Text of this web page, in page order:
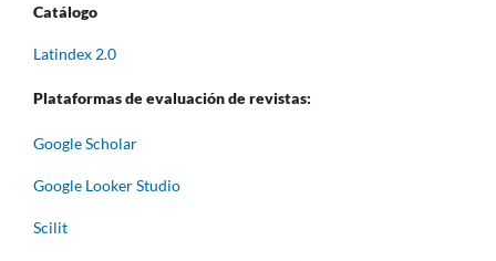
Catálogo
Latindex 2.0
Plataformas de evaluación de revistas:
Google Scholar
Google Looker Studio
Scilit